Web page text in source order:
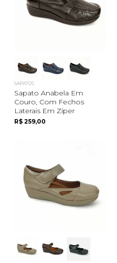
SAPATOS
Sapato Anabela Em
Couro, Com Fechos
Laterais Em Zíper
R$ 259,00